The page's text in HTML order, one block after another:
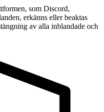
som Discord,
erkänns eller beaktas
av alla inblandade och